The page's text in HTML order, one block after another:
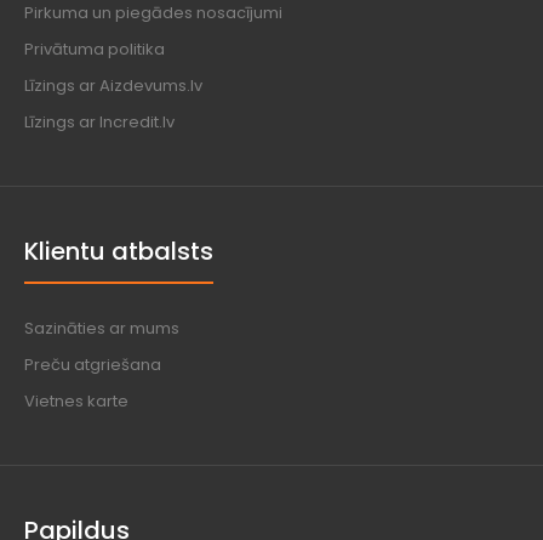
Pirkuma un piegādes nosacījumi
Privātuma politika
Līzings ar Aizdevums.lv
Līzings ar Incredit.lv
Klientu atbalsts
Sazināties ar mums
Preču atgriešana
Vietnes karte
Papildus